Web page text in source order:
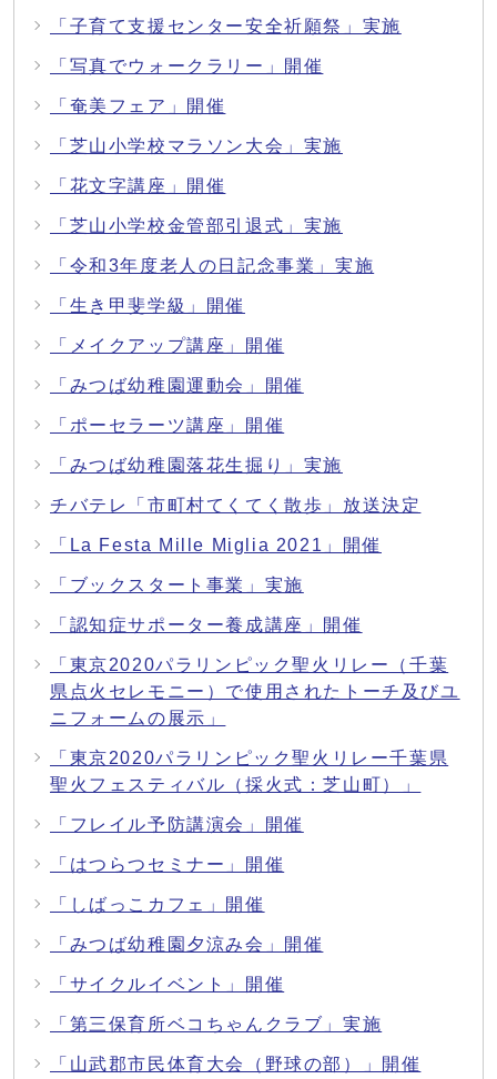
「子育て支援センター安全祈願祭」実施
「写真でウォークラリー」開催
「奄美フェア」開催
「芝山小学校マラソン大会」実施
「花文字講座」開催
「芝山小学校金管部引退式」実施
「令和3年度老人の日記念事業」実施
「生き甲斐学級」開催
「メイクアップ講座」開催
「みつば幼稚園運動会」開催
「ポーセラーツ講座」開催
「みつば幼稚園落花生掘り」実施
チバテレ「市町村てくてく散歩」放送決定
「La Festa Mille Miglia 2021」開催
「ブックスタート事業」実施
「認知症サポーター養成講座」開催
「東京2020パラリンピック聖火リレー（千葉
県点火セレモニー）で使用されたトーチ及びユ
ニフォームの展示」
「東京2020パラリンピック聖火リレー千葉県
聖火フェスティバル（採火式：芝山町）」
「フレイル予防講演会」開催
「はつらつセミナー」開催
「しばっこカフェ」開催
「みつば幼稚園夕涼み会」開催
「サイクルイベント」開催
「第三保育所ベコちゃんクラブ」実施
「山武郡市民体育大会（野球の部）」開催